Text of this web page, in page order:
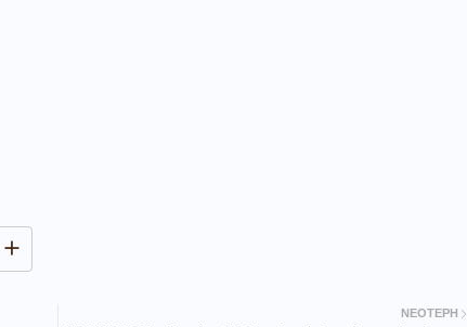
ΝΕΌΤΕΡΗ